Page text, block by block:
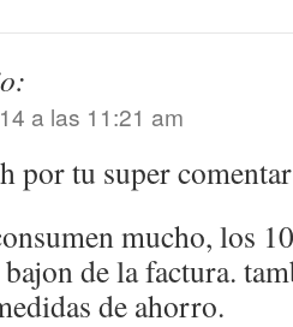
a las 11:21 am
por tu super
mucho, los
de la factura.
de ahorro.